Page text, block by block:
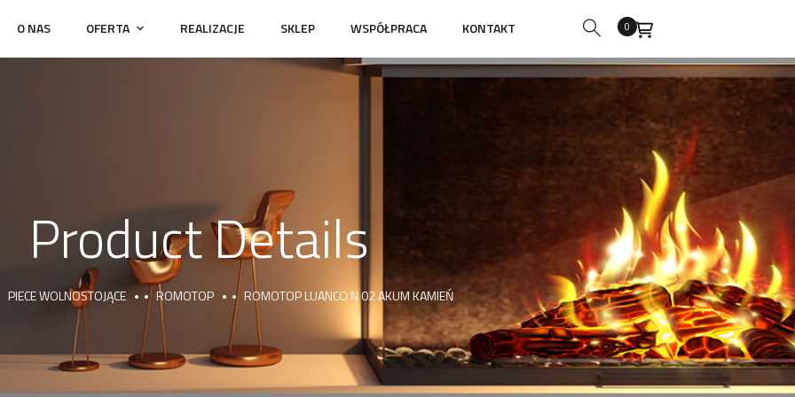
O NAS OFERTA REALIZACJE SKLEP WSPÓŁPRACA KONTAKT 0
Product Details
PIECE WOLNOSTOJĄCE ROMOTOP ROMOTOP LUANCO N 02 AKUM KAMIEŃ